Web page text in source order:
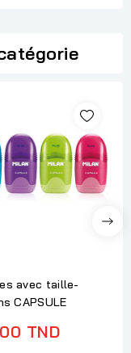
avec taille-
CAPSULE
TND